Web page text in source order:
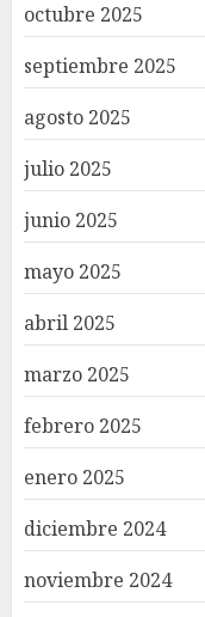
octubre 2025
septiembre 2025
agosto 2025
julio 2025
junio 2025
mayo 2025
abril 2025
marzo 2025
febrero 2025
enero 2025
diciembre 2024
noviembre 2024